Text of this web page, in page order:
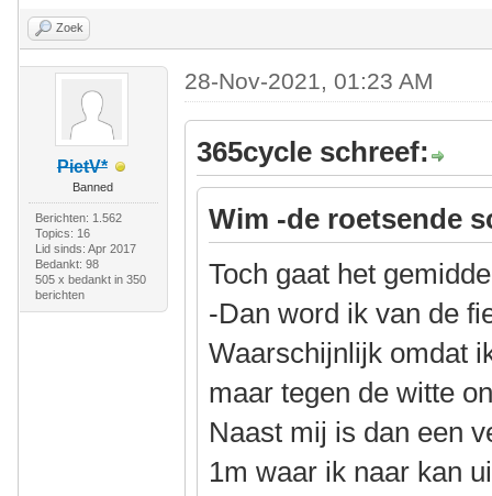
Zoek
PietV*
Banned
Berichten: 1.562
Topics: 16
Lid sinds: Apr 2017
Bedankt: 98
505 x bedankt in 350
berichten
28-Nov-2021, 01:23 AM
365cycle schreef:
Wim -de roetsende
Toch gaat het
-Dan word ik van de
Waarschijnlijk omdat
maar tegen de witte
Naast mij is dan een
1m waar ik naar kan